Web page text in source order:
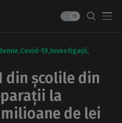
Covid-19 Investigații
din școlile din
la
de lei